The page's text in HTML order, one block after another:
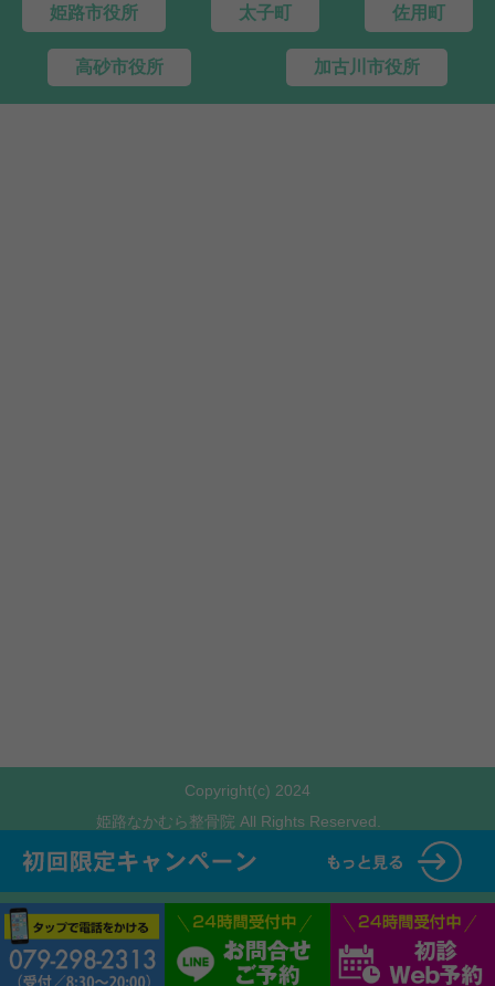
姫路市役所 太子町 佐用町
高砂市役所 加古川市役所
Copyright(c) 2024
姫路なかむら整骨院 All Rights Reserved.
プライバシーポリシー 特定商取引法に基づく表記
powered by ラポールスタイル